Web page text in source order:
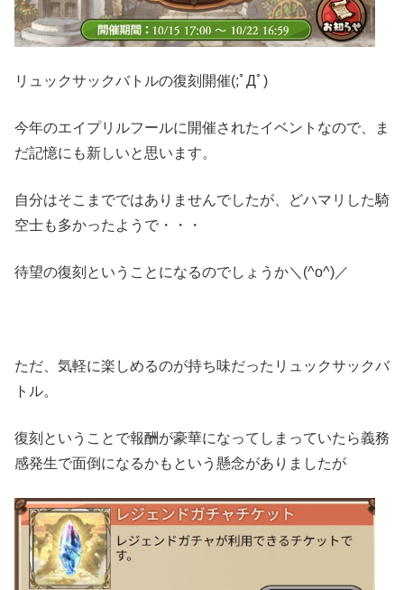
リュックサックバトルの復刻開催(;ﾟДﾟ)
今年のエイプリルフールに開催されたイベントなので、ま
だ記憶にも新しいと思います。
自分はそこまでではありませんでしたが、どハマリした騎
空士も多かったようで・・・
待望の復刻ということになるのでしょうか＼(^o^)／
ただ、気軽に楽しめるのが持ち味だったリュックサックバ
トル。
復刻ということで報酬が豪華になってしまっていたら義務
感発生で面倒になるかもという懸念がありましたが